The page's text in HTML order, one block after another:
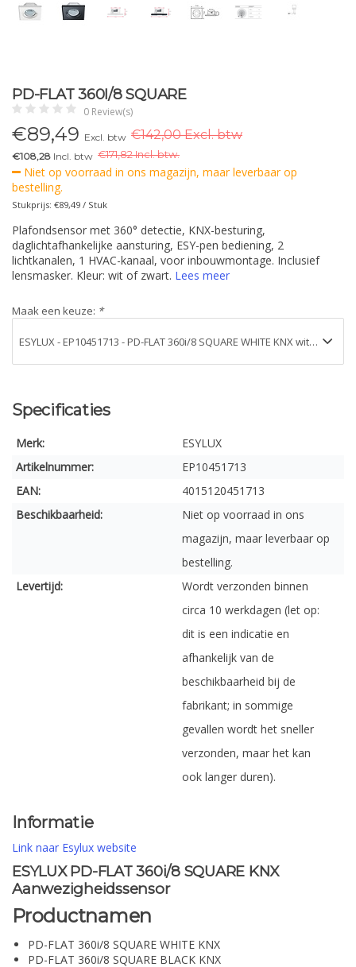
PD-FLAT 360I/8 SQUARE
0 Review(s)
€89,49 Excl. btw €142,00 Excl. btw
€108,28 Incl. btw €171,82 Incl. btw.
Niet op voorraad in ons magazijn, maar leverbaar op
bestelling.
Stukprijs: €89,49 / Stuk
Plafondsensor met 360° detectie, KNX-besturing,
daglichtafhankelijke aansturing, ESY-pen bediening, 2
lichtkanalen, 1 HVAC-kanaal, voor inbouwmontage. Inclusief
lensmasker. Kleur: wit of zwart. Lees meer
Maak een keuze: *
Specificaties
Merk:
ESYLUX
Artikelnummer:
EP10451713
EAN:
4015120451713
Beschikbaarheid:
Niet op voorraad in ons
magazijn, maar leverbaar op
bestelling.
Levertijd:
Wordt verzonden binnen
circa 10 werkdagen (let op:
dit is een indicatie en
afhankelijk van de
beschikbaarheid bij de
fabrikant; in sommige
gevallen wordt het sneller
verzonden, maar het kan
ook langer duren).
Informatie
Link naar Esylux website
ESYLUX PD-FLAT 360i/8 SQUARE KNX
Aanwezigheidssensor
Productnamen
PD-FLAT 360i/8 SQUARE WHITE KNX
PD-FLAT 360i/8 SQUARE BLACK KNX